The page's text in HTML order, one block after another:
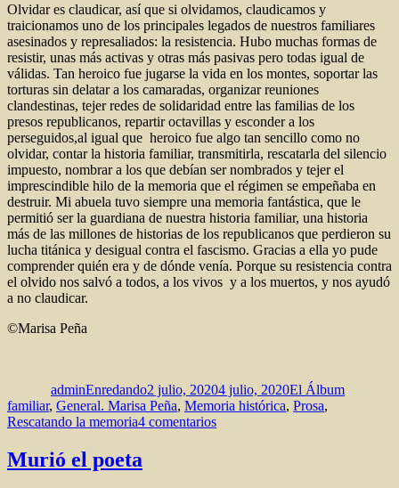
Olvidar es claudicar, así que si olvidamos, claudicamos y
traicionamos uno de los principales legados de nuestros familiares
asesinados y represaliados: la resistencia. Hubo muchas formas de
resistir, unas más activas y otras más pasivas pero todas igual de
válidas. Tan heroico fue jugarse la vida en los montes, soportar las
torturas sin delatar a los camaradas, organizar reuniones
clandestinas, tejer redes de solidaridad entre las familias de los
presos republicanos, repartir octavillas y esconder a los
perseguidos,al igual que heroico fue algo tan sencillo como no
olvidar, contar la historia familiar, transmitirla, rescatarla del silencio
impuesto, nombrar a los que debían ser nombrados y tejer el
imprescindible hilo de la memoria que el régimen se empeñaba en
destruir. Mi abuela tuvo siempre una memoria fantástica, que le
permitió ser la guardiana de nuestra historia familiar, una historia
más de las millones de historias de los republicanos que perdieron su
lucha titánica y desigual contra el fascismo. Gracias a ella yo pude
comprender quién era y de dónde venía. Porque su resistencia contra
el olvido nos salvó a todos, a los vivos y a los muertos, y nos ayudó
a no claudicar.
©Marisa Peña
adminEnredando2 julio, 20204 julio, 2020El Álbum
familiar, General. Marisa Peña, Memoria histórica, Prosa,
Rescatando la memoria4 comentariosen
Murió el poeta